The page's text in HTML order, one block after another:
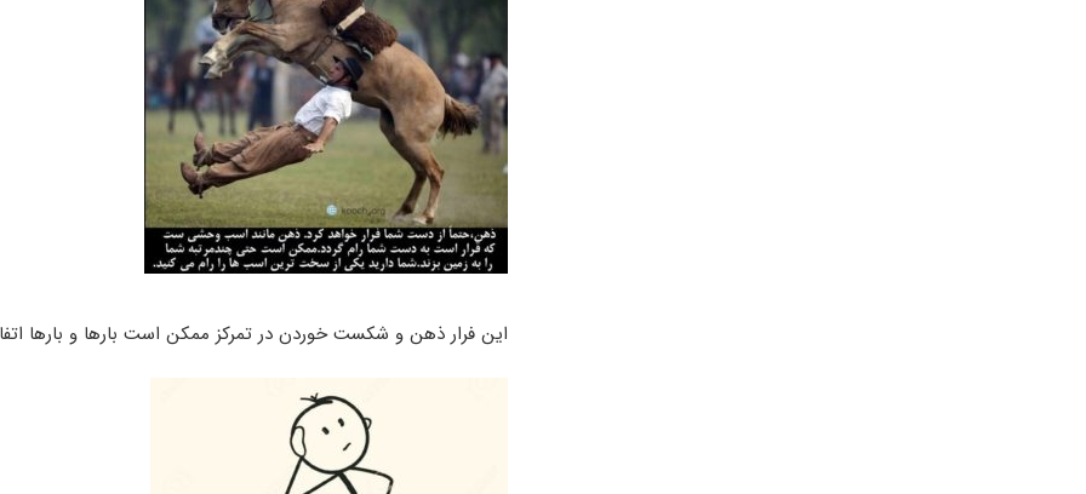
این فرار ذهن و شکست خوردن در تمرکز ممکن است بارها و بارها